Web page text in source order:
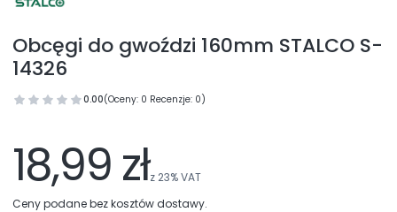
Obcęgi do gwoździ 160mm STALCO S-
14326
0.00(Oceny: 0 Recenzje: 0)
18,99 złz 23%VAT
Ceny podane bez kosztów dostawy.